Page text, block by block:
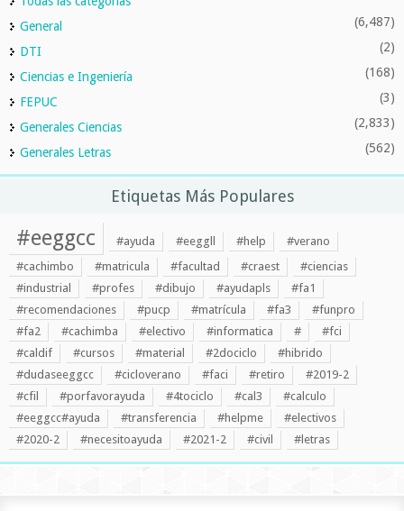
General
(6,487)
DTI (2)
Ciencias e Ingeniería (168)
FEPUC (3)
Generales Ciencias (2,833)
Generales Letras (562)
Etiquetas Más Populares
#eeggcc #ayuda #eeggll #help
#verano
#cachimbo
#matricula #facultad #craest
#ciencias
#industrial
#profes #dibujo #ayudapls
#fa1
#recomendaciones
#pucp #matrícula #fa3
#funpro
#fa2
#cachimba #electivo #informatica #
#fci
#caldif
#cursos #material #2dociclo
#hibrido
#dudaseeggcc
#cicloverano #faci #retiro
#2019-2
#cfil
#porfavorayuda #4tociclo #cal3
#calculo
#eeggcc#ayuda
#transferencia #helpme
#electivos
#2020-2
#necesitoayuda #2021-2 #civil #letras